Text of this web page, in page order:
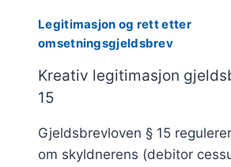
Legitimasjon og rett etter
omsetningsgjeldsbrev
Kreativ legitimasjon
15
Gjeldsbrevloven § 15
om skyldnerens (debitor